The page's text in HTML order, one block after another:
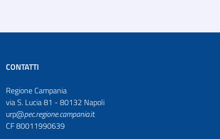
CONTATTI
Regione Campania
via S. Lucia 81 - 80132 Napoli
urp@pec.regione.campania.it
CF 80011990639